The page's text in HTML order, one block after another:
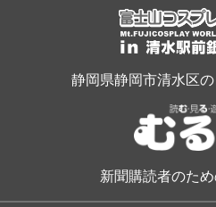
静岡県静岡市清水区
新聞購読者のた